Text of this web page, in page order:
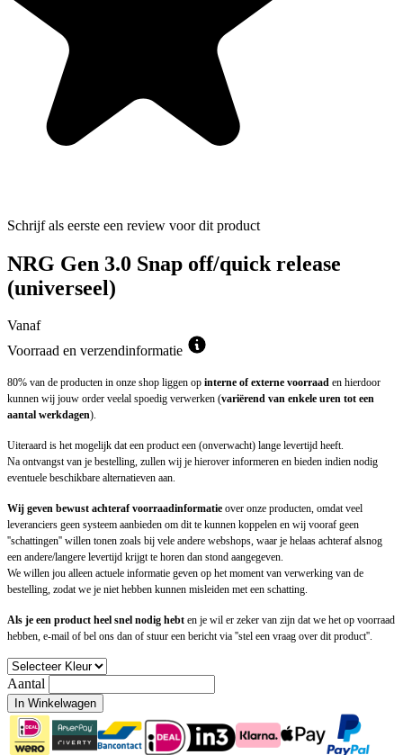
Schrijf als eerste een review voor dit product
NRG Gen 3.0 Snap off/quick release
(universeel)
Vanaf
Voorraad en verzendinformatie
80% van de producten in onze shop liggen op interne of externe voorraad en hierdoor
kunnen wij jouw order veelal spoedig verwerken (variërend van enkele uren tot een
aantal werkdagen).
Uiteraard is het mogelijk dat een product een (onverwacht) lange levertijd heeft.
Na ontvangst van je bestelling, zullen wij je hierover informeren en bieden indien nodig
eventuele beschikbare alternatieven aan.
Wij geven bewust achteraf voorraadinformatie over onze producten, omdat veel
leveranciers geen systeem aanbieden om dit te kunnen koppelen en wij vooraf geen
''schattingen'' willen tonen zoals bij vele andere webshops, waar je helaas achteraf alsnog
een andere/langere levertijd krijgt te horen dan stond aangegeven.
We willen jou alleen actuele informatie geven op het moment van verwerking van de
bestelling, zodat we je niet hebben kunnen misleiden met een schatting.
Als je een product heel snel nodig hebt en je wil er zeker van zijn dat we het op voorraad
hebben, e-mail of bel ons dan of stuur een bericht via ''stel een vraag over dit product''.
Aantal
In Winkelwagen